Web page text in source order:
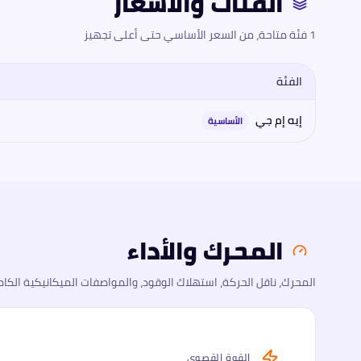
1 فئة متاحة، من السعر الأساسي حتى أعلى تجهيز
الفئة
إيه إم جي
الأساسية
المحرك والأداء
المحرك، ناقل الحركة، استهلاك الوقود، والمواصفات الميكانيكية